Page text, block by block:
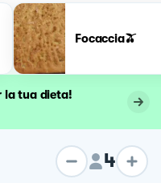
Focaccia🫒
la tua dieta!
4